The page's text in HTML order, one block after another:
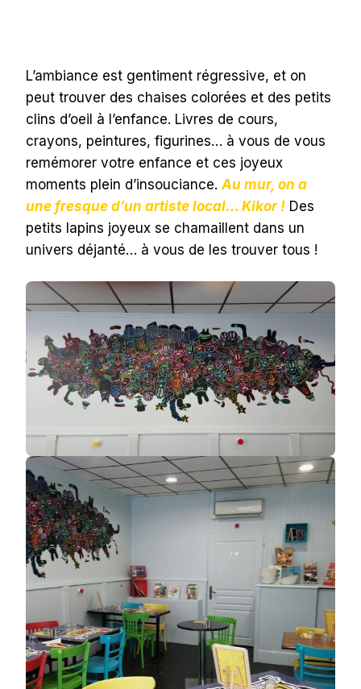
L’ambiance est gentiment régressive, et on
peut trouver des chaises colorées et des petits
clins d’oeil à l’enfance. Livres de cours,
crayons, peintures, figurines… à vous de vous
remémorer votre enfance et ces joyeux
moments plein d’insouciance. Au mur, on a
une fresque d’un artiste local… Kikor ! Des
petits lapins joyeux se chamaillent dans un
univers déjanté… à vous de les trouver tous !